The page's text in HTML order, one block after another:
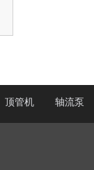
顶管机 轴流泵